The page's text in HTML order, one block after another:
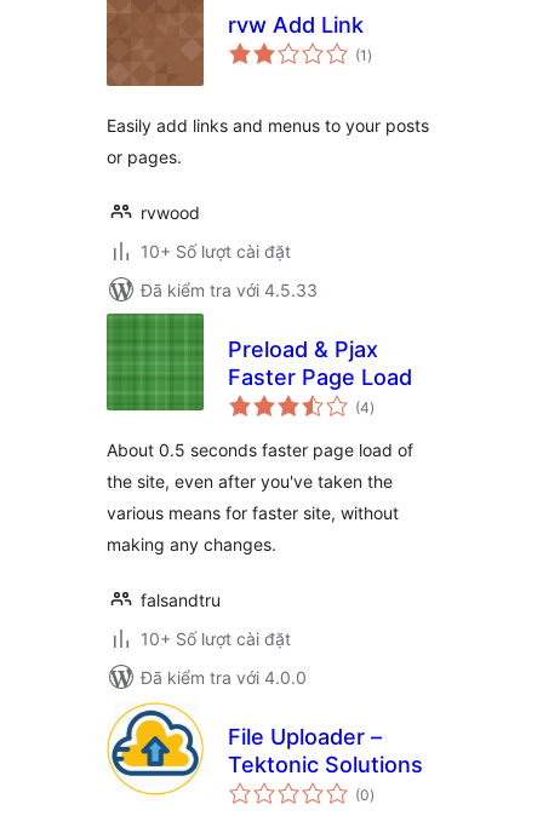
rvw Add Link
(1 tổng
đánh
)
Easily add links and menus to your posts
or pages.
rvwood
10+ Số lượt cài đặt
Đã kiểm tra với 4.5.33
Preload & Pjax
Faster Page Load
(4tổng
đánh
)
About 0.5 seconds faster page load of
the site, even after you've taken the
various means for faster site, without
making any changes.
falsandtru
10+ Số lượt cài đặt
Đã kiểm tra với 4.0.0
File Uploader –
Tektonic Solutions
(0tổng
đánh
)